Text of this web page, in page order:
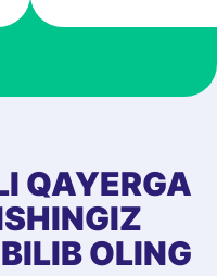
at Profee is very
first started
app, and they
quick to provide
and helpful
QAYERGA
OLING